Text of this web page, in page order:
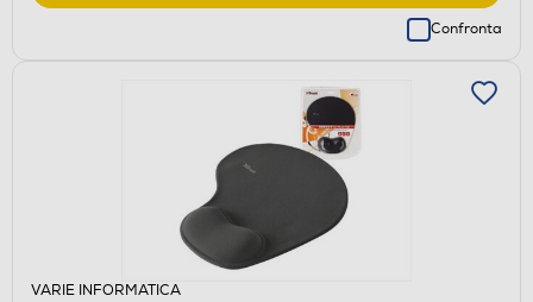
Confronta
VARIE INFORMATICA